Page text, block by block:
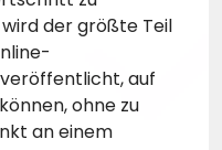
der größte Teil
auf
ohne zu
an einem